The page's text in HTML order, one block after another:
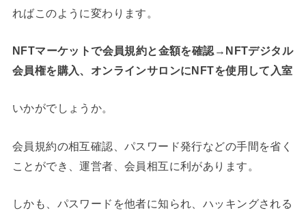
ればこのように変わります。
NFTマーケットで会員規約と金額を確認→NFTデジタル
会員権を購入、オンラインサロンにNFTを使用して入室
いかがでしょうか。
会員規約の相互確認、パスワード発行などの手間を省く
ことができ、運営者、会員相互に利があります。
しかも、パスワードを他者に知られ、ハッキングされる